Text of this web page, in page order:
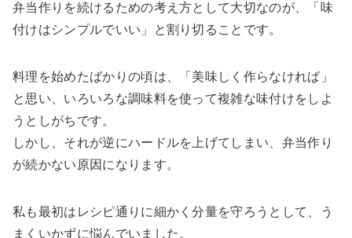
弁当作りを続けるための考え方として大切なのが、「味
付けはシンプルでいい」と割り切ることです。
料理を始めたばかりの頃は、「美味しく作らなければ」
と思い、いろいろな調味料を使って複雑な味付けをしよ
うとしがちです。
しかし、それが逆にハードルを上げてしまい、弁当作り
が続かない原因になります。
私も最初はレシピ通りに細かく分量を守ろうとして、う
まくいかずに悩んでいました。